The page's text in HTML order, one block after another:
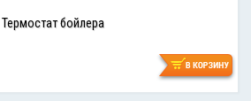
Термостат бойлера